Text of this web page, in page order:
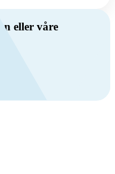
eller våre